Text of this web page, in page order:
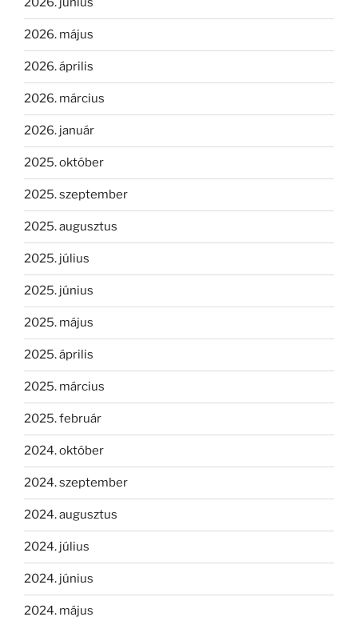
2026. május
2026. április
2026. március
2026. január
2025. október
2025. szeptember
2025. augusztus
2025. július
2025. június
2025. május
2025. április
2025. március
2025. február
2024. október
2024. szeptember
2024. augusztus
2024. július
2024. június
2024. május